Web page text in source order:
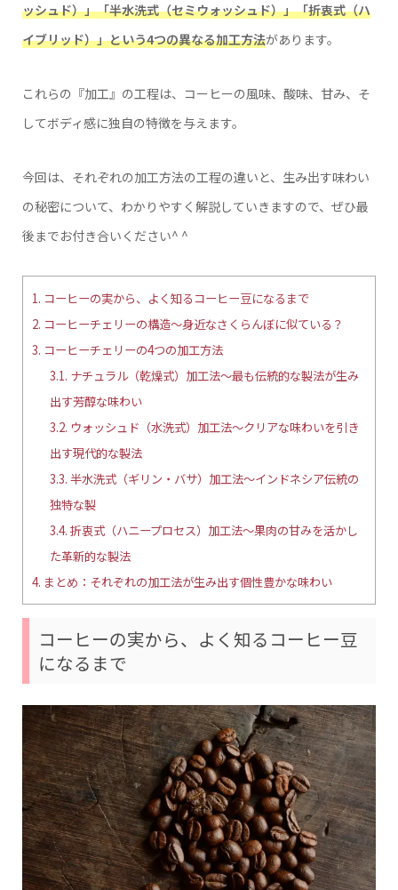
ッシュド）」「半水洗式（セミウォッシュド）」「折衷式（ハ
イブリッド）」という4つの異なる加工方法があります。
これらの『加工』の工程は、コーヒーの風味、酸味、甘み、そ
してボディ感に独自の特徴を与えます。
今回は、それぞれの加工方法の工程の違いと、生み出す味わい
の秘密について、わかりやすく解説していきますので、ぜひ最
後までお付き合いください^ ^
1. コーヒーの実から、よく知るコーヒー豆になるまで
2. コーヒーチェリーの構造〜身近なさくらんぼに似ている？
3. コーヒーチェリーの4つの加工方法
3.1. ナチュラル（乾燥式）加工法〜最も伝統的な製法が生み
出す芳醇な味わい
3.2. ウォッシュド（水洗式）加工法〜クリアな味わいを引き
出す現代的な製法
3.3. 半水洗式（ギリン・バサ）加工法〜インドネシア伝統の
独特な製
3.4. 折衷式（ハニープロセス）加工法〜果肉の甘みを活かし
た革新的な製法
4. まとめ：それぞれの加工法が生み出す個性豊かな味わい
コーヒーの実から、よく知るコーヒー豆
になるまで